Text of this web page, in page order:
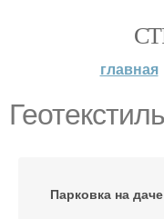
главная
Парковка на даче